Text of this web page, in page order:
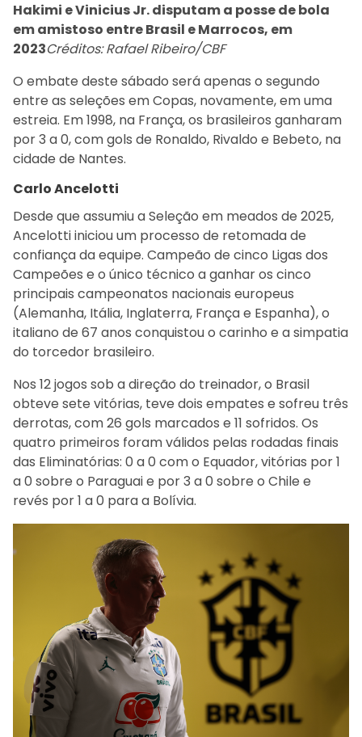
Hakimi e Vinicius Jr. disputam a posse de bola
em amistoso entre Brasil e Marrocos, em
2023Créditos: Rafael Ribeiro/CBF
O embate deste sábado será apenas o segundo
entre as seleções em Copas, novamente, em uma
estreia. Em 1998, na França, os brasileiros ganharam
por 3 a 0, com gols de Ronaldo, Rivaldo e Bebeto, na
cidade de Nantes.
Carlo Ancelotti
Desde que assumiu a Seleção em meados de 2025,
Ancelotti iniciou um processo de retomada de
confiança da equipe. Campeão de cinco Ligas dos
Campeões e o único técnico a ganhar os cinco
principais campeonatos nacionais europeus
(Alemanha, Itália, Inglaterra, França e Espanha), o
italiano de 67 anos conquistou o carinho e a simpatia
do torcedor brasileiro.
Nos 12 jogos sob a direção do treinador, o Brasil
obteve sete vitórias, teve dois empates e sofreu três
derrotas, com 26 gols marcados e 11 sofridos. Os
quatro primeiros foram válidos pelas rodadas finais
das Eliminatórias: 0 a 0 com o Equador, vitórias por 1
a 0 sobre o Paraguai e por 3 a 0 sobre o Chile e
revés por 1 a 0 para a Bolívia.